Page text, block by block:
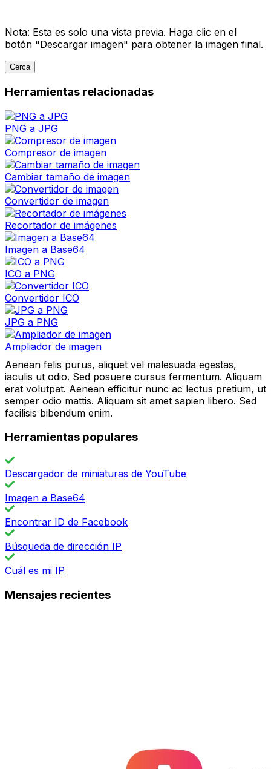
Nota: Esta es solo una vista previa. Haga clic en el
botón "Descargar imagen" para obtener la imagen final.
Cerca
Herramientas relacionadas
PNG a JPG
Compresor de imagen
Cambiar tamaño de imagen
Convertidor de imagen
Recortador de imágenes
Imagen a Base64
ICO a PNG
Convertidor ICO
JPG a PNG
Ampliador de imagen
Aenean felis purus, aliquet vel malesuada egestas,
iaculis ut odio. Sed posuere cursus fermentum. Aliquam
erat volutpat. Aenean efficitur nunc ac lectus pretium, ut
semper odio mattis. Aliquam sit amet sapien libero. Sed
facilisis bibendum enim.
Herramientas populares
Descargador de miniaturas de YouTube
Imagen a Base64
Encontrar ID de Facebook
Búsqueda de dirección IP
Cuál es mi IP
Mensajes recientes